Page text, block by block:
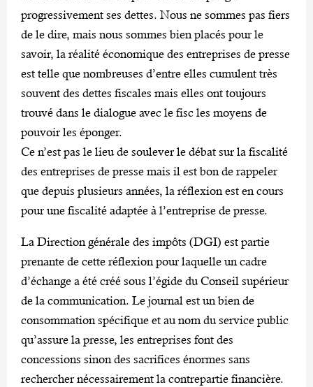
progressivement ses dettes. Nous ne sommes pas fiers
de le dire, mais nous sommes bien placés pour le
savoir, la réalité économique des entreprises de presse
est telle que nombreuses d’entre elles cumulent très
souvent des dettes fiscales mais elles ont toujours
trouvé dans le dialogue avec le fisc les moyens de
pouvoir les éponger.
Ce n’est pas le lieu de soulever le débat sur la fiscalité
des entreprises de presse mais il est bon de rappeler
que depuis plusieurs années, la réflexion est en cours
pour une fiscalité adaptée à l’entreprise de presse.
La Direction générale des impôts (DGI) est partie
prenante de cette réflexion pour laquelle un cadre
d’échange a été créé sous l’égide du Conseil supérieur
de la communication. Le journal est un bien de
consommation spécifique et au nom du service public
qu’assure la presse, les entreprises font des
concessions sinon des sacrifices énormes sans
rechercher nécessairement la contrepartie financière.